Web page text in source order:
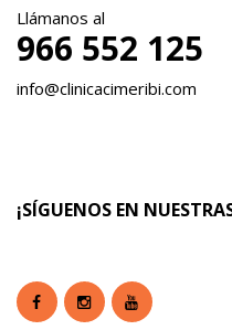
Llámanos al
966 552 125
info@clinicacimeribi.com
¡SÍGUENOS EN